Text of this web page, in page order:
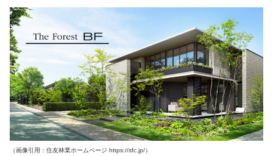
（画像引用：住友林業ホームページ https://sfc.jp/）